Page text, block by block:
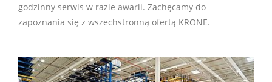
godzinny serwis w razie awarii. Zachęcamy do
zapoznania się z wszechstronną ofertą KRONE.